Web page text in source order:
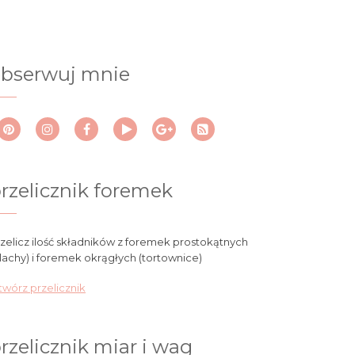
mnie
foremek
ilość składników z foremek prostokątnych
i foremek okrągłych (tortownice)
przelicznik
miar i wag